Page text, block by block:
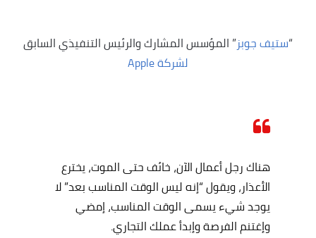
“ستيف جوبز” المؤسس المشارك والرئيس التنفيذي السابق
لشركة Apple
هناك رجل أعمال الآن، خائف حتى الموت، يخترع
الأعذار، ويقول “إنه ليس الوقت المناسب بعد” لا
يوجد شيء يسمى الوقت المناسب، إمضي
وإغتنم الفرصة وإبدأ عملك التجاري.